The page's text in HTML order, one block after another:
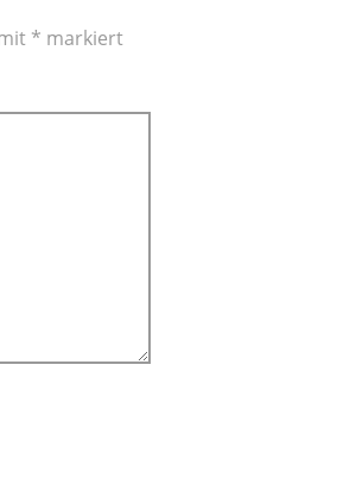
* markiert